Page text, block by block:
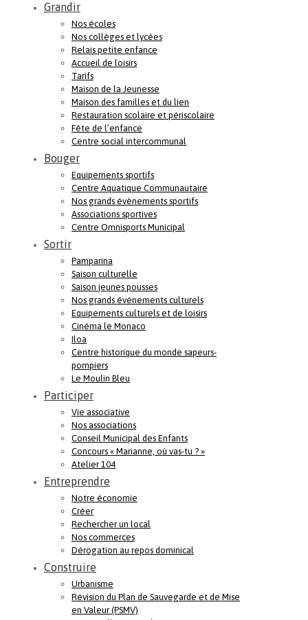
Grandir
Nos écoles
Nos collèges et lycées
Relais petite enfance
Accueil de loisirs
Tarifs
Maison de la Jeunesse
Maison des familles et du lien
Restauration scolaire et périscolaire
Fête de l’enfance
Centre social intercommunal
Bouger
Equipements sportifs
Centre Aquatique Communautaire
Nos grands évènements sportifs
Associations sportives
Centre Omnisports Municipal
Sortir
Pamparina
Saison culturelle
Saison jeunes pousses
Nos grands événements culturels
Equipements culturels et de loisirs
Cinéma le Monaco
Iloa
Centre historique du monde sapeurs-
pompiers
Le Moulin Bleu
Participer
Vie associative
Nos associations
Conseil Municipal des Enfants
Concours « Marianne, où vas-tu ? »
Atelier 104
Entreprendre
Notre économie
Créer
Rechercher un local
Nos commerces
Dérogation au repos dominical
Construire
Urbanisme
Révision du Plan de Sauvegarde et de Mise
en Valeur (PSMV)